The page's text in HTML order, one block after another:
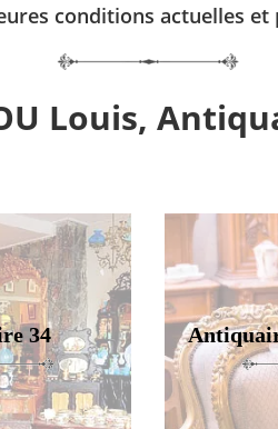
conditions actuelles
Louis,
34